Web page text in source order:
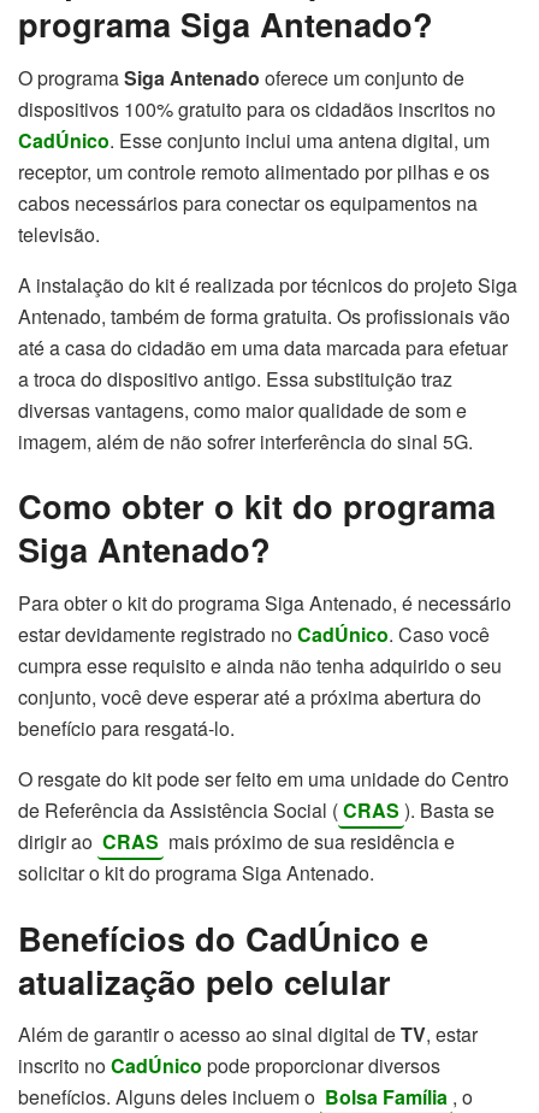
programa Siga Antenado?
O programaSiga Antenado oferece um conjunto de
dispositivos 100% gratuito para os cidadãos inscritos no
CadÚnico. Esse conjunto inclui uma antena digital, um
receptor, um controle remoto alimentado por pilhas e os
cabos necessários para conectar os equipamentos na
televisão.
A instalação do kit é realizada por técnicos do projeto Siga
Antenado, também de forma gratuita. Os profissionais vão
até a casa do cidadão em uma data marcada para efetuar
a troca do dispositivo antigo. Essa substituição traz
diversas vantagens, como maior qualidade de som e
imagem, além de não sofrer interferência do sinal 5G.
Como obter o kit do programa
Siga Antenado?
Para obter o kit do programa Siga Antenado, é necessário
estar devidamente registrado noCadÚnico. Caso você
cumpra esse requisito e ainda não tenha adquirido o seu
conjunto, você deve esperar até a próxima abertura do
benefício para resgatá-lo.
O resgate do kit pode ser feito em uma unidade do Centro
de Referência da Assistência Social (CRAS ). Basta se
dirigir ao CRAS mais próximo de sua residência e
solicitar o kit do programa Siga Antenado.
Benefícios do CadÚnico e
atualização pelo celular
Além de garantir o acesso ao sinal digital deTV, estar
inscrito noCadÚnico pode proporcionar diversos
benefícios. Alguns deles incluem o Bolsa Família , o